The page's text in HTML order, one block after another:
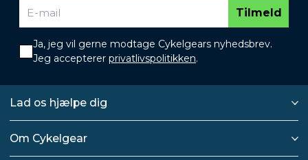
Tilmeld
Ja, jeg vil gerne modtage Cykelgears nyhedsbrev.
Jeg accepterer privatlivspolitikken.
Lad os hjælpe dig
Om Cykelgear